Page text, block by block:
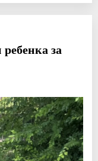
за